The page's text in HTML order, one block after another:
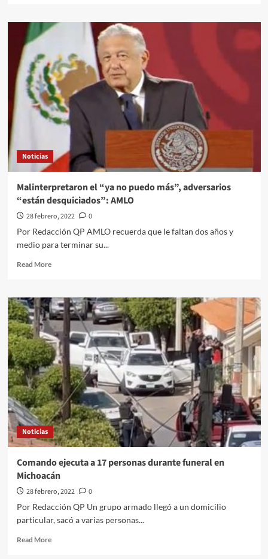
AMLO
pide
investigación
de
supuesto
fusilamiento
de
17
en
Michoacán
Noticias
Malinterpretaron el “ya no puedo más”, adversarios
“están desquiciados”: AMLO
28 febrero, 2022
0
Por Redacción QP AMLO recuerda que le faltan dos años y
medio para terminar su...
Read MoreRead
Malinterpretaron
el
“ya
no
puedo
más”,
adversarios
“están
desquiciados”:
AMLO
Noticias
Comando ejecuta a 17 personas durante funeral en
Michoacán
28 febrero, 2022
0
Por Redacción QP Un grupo armado llegó a un domicilio
particular, sacó a varias personas...
Read MoreRead